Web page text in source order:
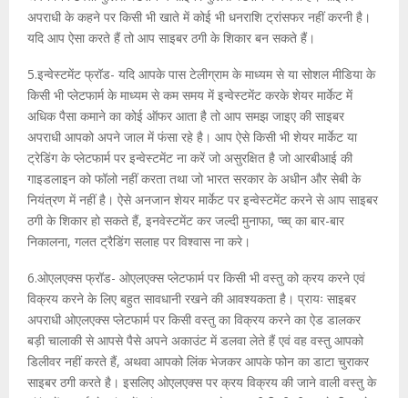
अपराधी के कहने पर किसी भी खाते में कोई भी धनराशि ट्रांसफर नहीं करनी है।
यदि आप ऐसा करते हैं तो आप साइबर ठगी के शिकार बन सकते हैं।
5.इन्वेस्टमेंट फ्रॉड- यदि आपके पास टेलीग्राम के माध्यम से या सोशल मीडिया के
किसी भी प्लेटफार्म के माध्यम से कम समय में इन्वेस्टमेंट करके शेयर मार्केट में
अधिक पैसा कमाने का कोई ऑफर आता है तो आप समझ जाइए की साइबर
अपराधी आपको अपने जाल में फंसा रहे है। आप ऐसे किसी भी शेयर मार्केट या
ट्रेडिंग के प्लेटफार्म पर इन्वेस्टमेंट ना करें जो असुरक्षित है जो आरबीआई की
गाइडलाइन को फॉलो नहीं करता तथा जो भारत सरकार के अधीन और सेबी के
नियंत्रण में नहीं है। ऐसे अनजान शेयर मार्केट पर इन्वेस्टमेंट करने से आप साइबर
ठगी के शिकार हो सकते हैं, इनवेस्टमेंट कर जल्दी मुनाफा, प्च्व् का बार-बार
निकालना, गलत ट्रैडिंग सलाह पर विश्वास ना करे।
6.ओएलएक्स फ्रॉड- ओएलएक्स प्लेटफार्म पर किसी भी वस्तु को क्रय करने एवं
विक्रय करने के लिए बहुत सावधानी रखने की आवश्यकता है। प्रायः साइबर
अपराधी ओएलएक्स प्लेटफार्म पर किसी वस्तु का विक्रय करने का ऐड डालकर
बड़ी चालाकी से आपसे पैसे अपने अकाउंट में डलवा लेते हैं एवं वह वस्तु आपको
डिलीवर नहीं करते हैं, अथवा आपको लिंक भेजकर आपके फोन का डाटा चुराकर
साइबर ठगी करते है। इसलिए ओएलएक्स पर क्रय विक्रय की जाने वाली वस्तु के